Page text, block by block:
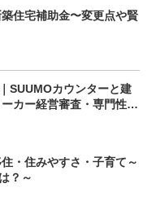
ように場所も取りませ
投入するだけなの
女性でも管理がしや
う。
能も
住宅補助金〜変更点や賢
SUUMOカウンターと建
カー経営審査・専門性の
・住みやすさ・子育て～
？～